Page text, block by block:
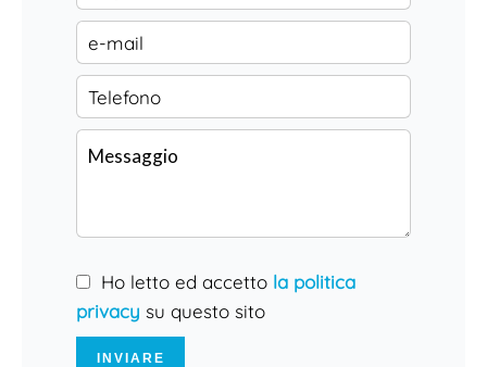
Ho letto ed accetto la politica
privacy su questo sito
INVIARE